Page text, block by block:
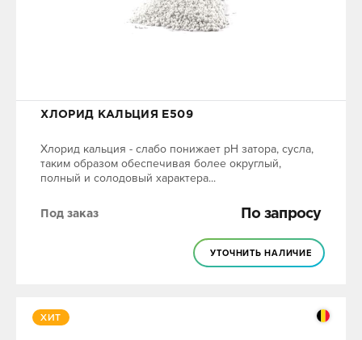
ХЛОРИД КАЛЬЦИЯ Е509
Хлорид кальция - слабо понижает pH затора, сусла,
таким образом обеспечивая более округлый,
полный и солодовый характера...
Под заказ По запросу
УТОЧНИТЬ НАЛИЧИЕ
ХИТ